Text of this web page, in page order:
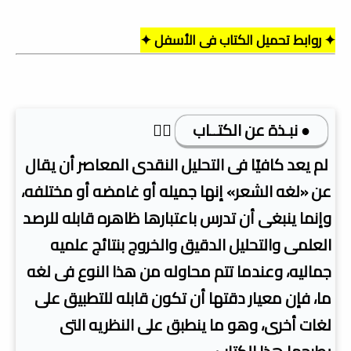
✦ روابط تحميل الكتاب فى الأسفل ✦
● نبـذة عن الكتــاب
👇🏿
لم يعد كافيًا فى التحليل النقدى المعاصر أن يقال
عن «لغه الشعر» إنها جميله أو غامضه أو مختلفه،
وإنما ينبغى أن تدرس باعتبارها ظاهره قابله للرصد
العلمى والتحليل الدقيق والخروج بنتائج علميه
جماليه، وعندما تتم محاوله من هذا النوع فى لغه
ما، فإن معيار دقتها أن تكون قابله للتطبيق على
لغات أخرى، وهو ما ينطبق على النظريه التى